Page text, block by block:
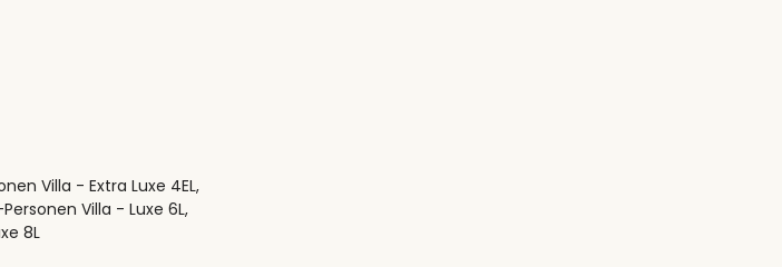
Villa - Extra Luxe 4EL,
Villa - Luxe 6L,
8L